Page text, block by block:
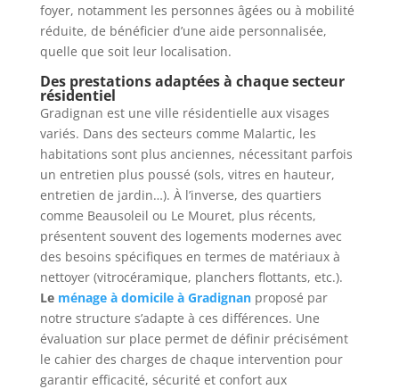
foyer, notamment les personnes âgées ou à mobilité
réduite, de bénéficier d’une aide personnalisée,
quelle que soit leur localisation.
Des prestations adaptées à chaque secteur
résidentiel
Gradignan est une ville résidentielle aux visages
variés. Dans des secteurs comme Malartic, les
habitations sont plus anciennes, nécessitant parfois
un entretien plus poussé (sols, vitres en hauteur,
entretien de jardin…). À l’inverse, des quartiers
comme Beausoleil ou Le Mouret, plus récents,
présentent souvent des logements modernes avec
des besoins spécifiques en termes de matériaux à
nettoyer (vitrocéramique, planchers flottants, etc.).
Le ménage à domicile à Gradignanproposé par
notre structure s’adapte à ces différences. Une
évaluation sur place permet de définir précisément
le cahier des charges de chaque intervention pour
garantir efficacité, sécurité et confort aux